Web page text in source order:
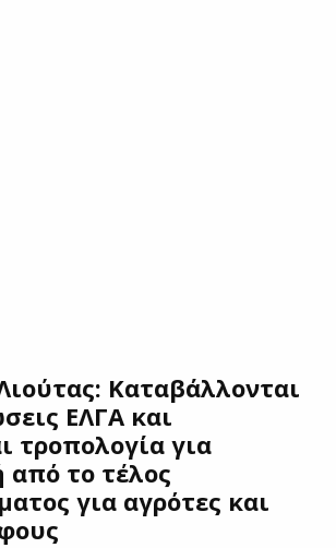
Καταβάλλονται
ΕΛΓΑ και
τροπολογία για
το τέλος
για αγρότες και